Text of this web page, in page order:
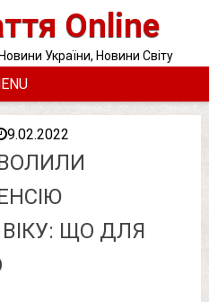
Online
України, Новини Світу
9.02.2022
ЩО ДЛЯ